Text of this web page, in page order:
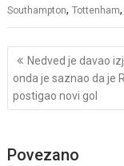
Southampton,Tottenham
Post
navigation
Nedved je davao
onda je saznao da je
postigao novi gol
Povezano